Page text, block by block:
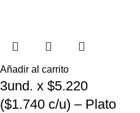
Añadir al carrito
3und. x $5.220
($1.740 c/u) – Plato